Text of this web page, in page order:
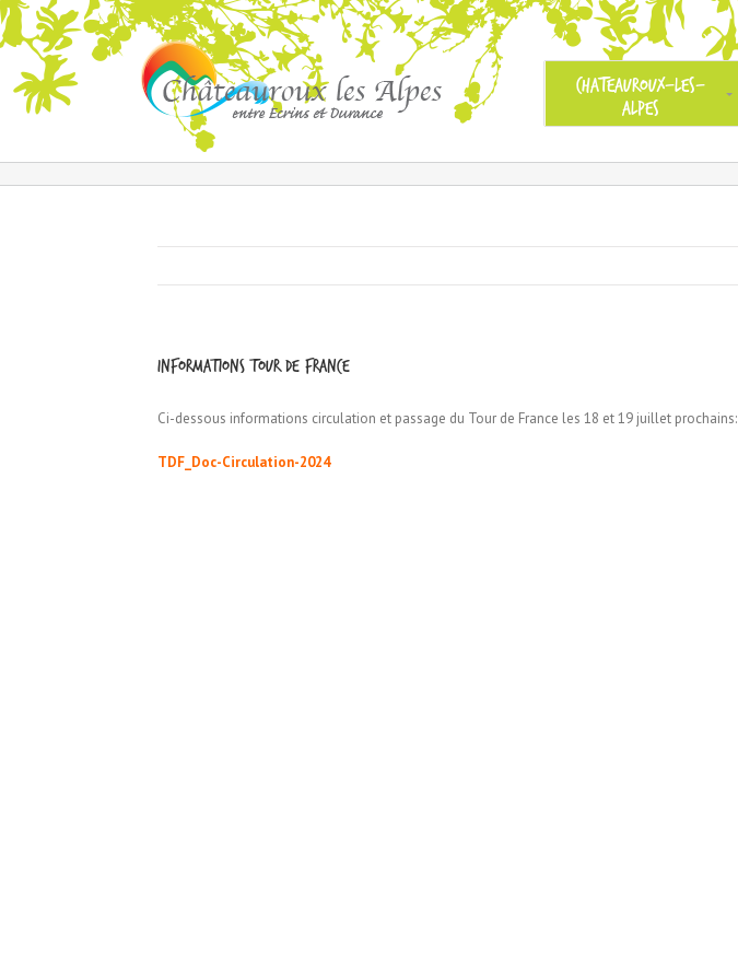
CHATEAUROUX-LES-
ALPES
Informations Tour de France
Ci-dessous informations circulation et passage du Tour de France les 18 et 19 juillet prochains:
TDF_Doc-Circulation-2024